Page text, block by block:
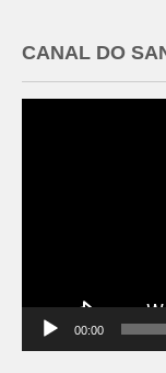
CANAL DO
00:00